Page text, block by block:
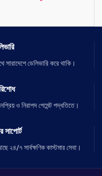
ডেলিভারি করে থাকি।
ও নিরাপদ পেমেন্ট পদ্ধতিতে।
সাপোর্ট
২৪/৭ সার্বক্ষণিক কাস্টমার সেবা।